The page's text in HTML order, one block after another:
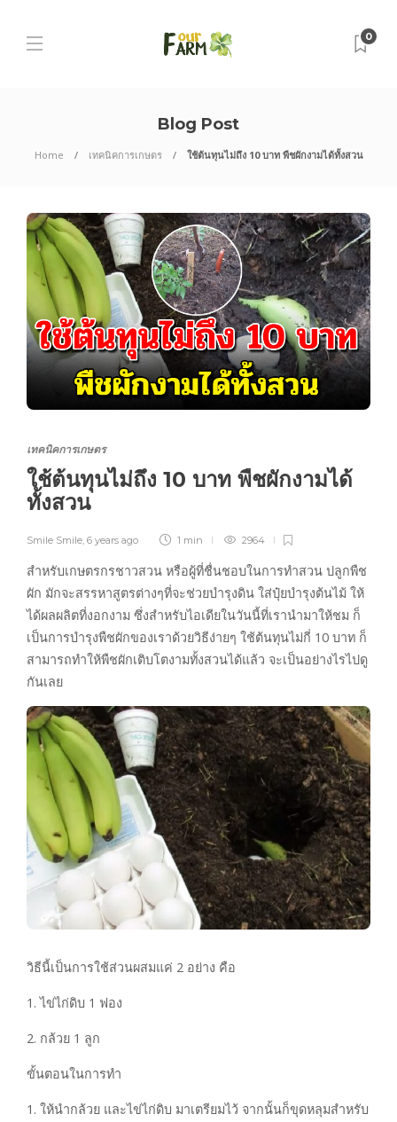
0
Blog Post
Home เทคนิคการเกษตร ใช้ต้นทุนไม่ถึง 10 บาท พืชผักงามได้ทั้งสวน
เทคนิคการเกษตร
ใช้ต้นทุนไม่ถึง 10 บาท พืชผักงามได้
ทั้งสวน
Smile Smile 6 years ago 1 min 2964
สำหรับเกษตรกรชาวสวน หรือผู้ที่ชื่นชอบในการทำสวน ปลูกพืช
ผัก มักจะสรรหาสูตรต่างๆที่จะช่วยบำรุงดิน ใส่ปุ๋ยบำรุงต้นไม้ ให้
ได้ผลผลิตที่งอกงาม ซึ่งสำหรับไอเดียในวันนี้ที่เรานำมาให้ชม ก็
เป็นการบำรุงพืชผักของเราด้วยวิธีง่ายๆ ใช้ต้นทุนไม่กี่ 10 บาท ก็
สามารถทำให้พืชผักเติบโตงามทั้งสวนได้แล้ว จะเป็นอย่างไรไปดู
กันเลย
วิธีนี้เป็นการใช้ส่วนผสมแค่ 2 อย่าง คือ
1. ไข่ไก่ดิบ 1 ฟอง
2. กล้วย 1 ลูก
ขั้นตอนในการทำ
1. ให้นำกล้วย และไข่ไก่ดิบ มาเตรียมไว้ จากนั้นก็ขุดหลุมสำหรับ